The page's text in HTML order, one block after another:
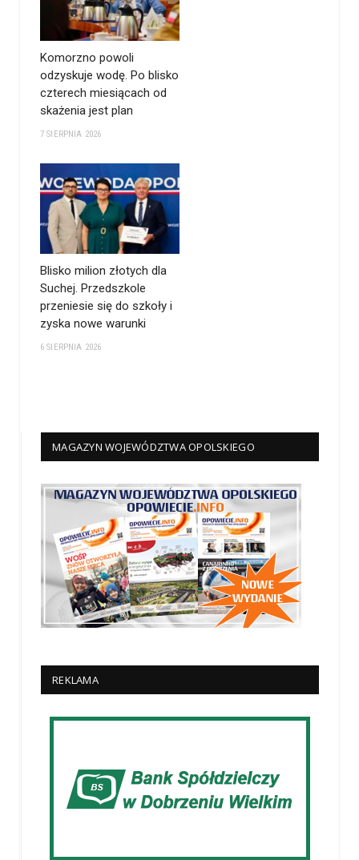
Komorzno powoli
odzyskuje wodę. Po blisko
czterech miesiącach od
skażenia jest plan
7 SIERPNIA 2026
Blisko milion złotych dla
Suchej. Przedszkole
przeniesie się do szkoły i
zyska nowe warunki
6 SIERPNIA 2026
MAGAZYN WOJEWÓDZTWA OPOLSKIEGO
REKLAMA